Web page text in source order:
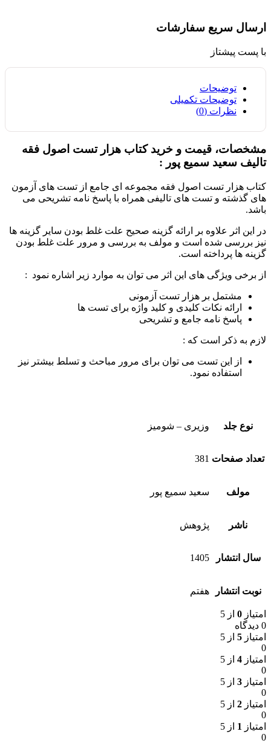
ارسال سریع سفارشات
با پست پیشتاز
توضیحات
توضیحات تکمیلی
نظرات (0)
مشخصات، قیمت و خرید کتاب هزار تست اصول فقه
تالیف سعید سمیع پور :
کتاب هزار تست اصول فقه مجموعه ای جامع از تست های آزمون
های گذشته و تست های تالیفی همراه با پاسخ نامه تشریحی می
باشد.
در این اثر علاوه بر ارائه گزینه صحیح علت غلط بودن سایر گزینه ها
نیز بررسی شده است و مولف به بررسی و مرور علت غلط بودن
گزینه ها پرداخته است.
از برخی ویژگی های این اثر می توان به موارد زیر اشاره نمود :
مشتمل بر هزار تست آزمونی
ارائه نکات کلیدی و کلید واژه برای تست ها
پاسخ نامه جامع و تشریحی
لازم به ذکر است که :
از این تست می توان برای مرور مباحث و تسلط بیشتر نیز
استفاده نمود.
نوع جلد وزیری – شومیز
تعداد صفحات 381
مولف سعید سمیع پور
ناشر پژوهش
سال انتشار 1405
نوبت انتشار هفتم
امتیاز 0 از 5
0 دیدگاه
امتیاز 5 از 5
0
امتیاز 4 از 5
0
امتیاز 3 از 5
0
امتیاز 2 از 5
0
امتیاز 1 از 5
0